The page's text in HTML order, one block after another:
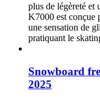
plus de légèreté et
K7000 est conçue
une sensation de
pratiquant le
Snowboard
2025